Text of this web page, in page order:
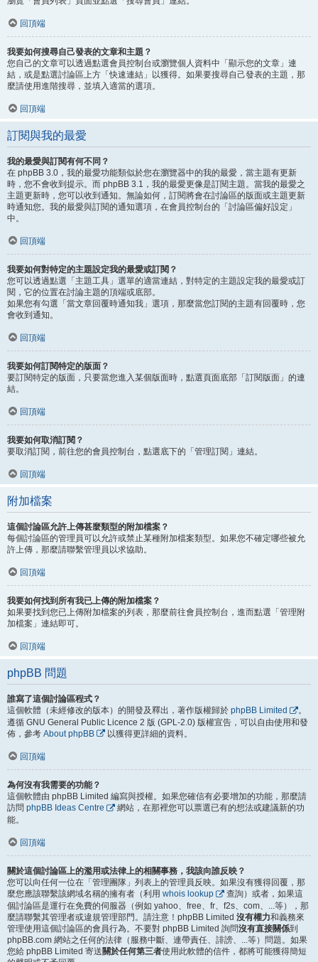
回頂端
我要如何搜尋自己發表的文章和主題？
您自己的文章可以透過點選會員控制台或瀏覽個人資料中「顯示您的文章」連
結，或是點選討論區上方「快速連結」以獲得。如果要搜尋自己發表的主題，那
麼請使用進階搜尋，並填入適當的選項。
回頂端
訂閱與我的最愛
我的最愛與訂閱有何不同？
在 phpBB 3.0，我的最愛功能類似於您在瀏覽器中的我的最愛，當主題有更新
時，您不會收到提示。而 phpBB 3.1，我的最愛更像是訂閱主題。當我的最愛之
主題更新時，您可以收到通知。無論如何，訂閱將會在討論區的版面或主題更新
時通知您。我的最愛與訂閱的通知選項，在會員控制台的「討論區偏好設定」
中。
回頂端
我要如何對特定的主題設定我的最愛或訂閱？
您可以透過點選「主題工具」選單的適當連結，對特定的主題設定我的最愛或訂
閱，它的位置在討論主題的頂端或底部。
如果您有勾選「當文章回覆時通知我」選項，那麼當您訂閱的主題有回覆時，您
會收到通知。
回頂端
我要如何訂閱特定的版面？
要訂閱特定的版面，只要當您進入某個版面時，點選頁面底部「訂閱版面」的連
結。
回頂端
我要如何取消訂閱？
要取消訂閱，前往您的會員控制台，點選底下的「管理訂閱」連結。
回頂端
附加檔案
這個討論區允許上傳甚麼類型的附加檔案？
每個討論區的管理員可以允許或禁止某種附加檔案類型。如果您不確定哪些被允
許上傳，那麼請聯繫管理員以求協助。
回頂端
我要如何找到所有我已上傳的附加檔案？
如果要找到您已上傳附加檔案的列表，那麼前往會員控制台，進而點選「管理附
加檔案」連結即可。
回頂端
phpBB 問題
誰寫了這個討論區程式？
這個軟體（未經修改的版本）的開發及釋出，著作版權歸於 phpBB Limited
。
遵循 GNU General Public Licence 2 版 (GPL-2.0) 版權宣告，可以自由使用和發
佈，參考 About phpBB 以獲得更詳細的資料。
回頂端
為何沒有我需要的功能？
這個軟體由 phpBB Limited 編寫與授權。如果您確信有必要增加的功能，那麼請
訪問 phpBB Ideas Centre
網站，在那裡您可以票選已有的想法或建議新的功
能。
回頂端
關於這個討論區上的濫用或法律上的相關事務，我該向誰反映？
您可以向任何一位在「管理團隊」列表上的管理員反映。如果沒有獲得回覆，那
麼您應該聯繫該網域名稱的擁有者（利用 whois lookup
查詢）或者，如果這
個討論區是運行在免費的伺服器（例如 yahoo、free、fr、f2s、com、...等），那
麼請聯繫其管理者或違規管理部門。請注意！phpBB Limited 沒有權力和義務來
管理使用這個討論區的會員行為。不要對 phpBB Limited 詢問沒有直接關係到
phpBB.com 網站之任何的法律（服務中斷、連帶責任、誹謗、...等）問題。如果
您給 phpBB Limited 寄送關於任何第三者使用此軟體的信件，都將可能獲得簡短